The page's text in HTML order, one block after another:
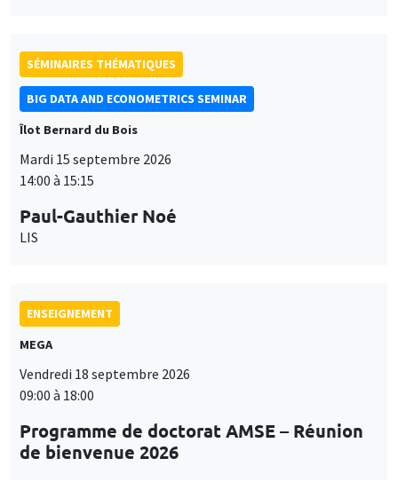
SÉMINAIRES THÉMATIQUES
BIG DATA AND ECONOMETRICS SEMINAR
Îlot Bernard du Bois
Mardi 15 septembre 2026
14:00 à 15:15
Paul-Gauthier Noé
LIS
ENSEIGNEMENT
MEGA
Vendredi 18 septembre 2026
09:00 à 18:00
Programme de doctorat AMSE – Réunion
de bienvenue 2026